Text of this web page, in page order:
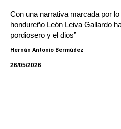
Con una narrativa marcada por
hondureño León Leiva Gallardo
pordiosero y el dios”
Hernán Antonio Bermúdez
26/05/2026